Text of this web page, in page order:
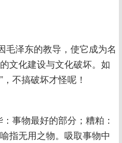
毛泽东的教导，使它成为名
文化建设与文化破坏。如
，不搞破坏才怪呢！
事物最好的部分；糟粕：
指无用之物。吸取事物中